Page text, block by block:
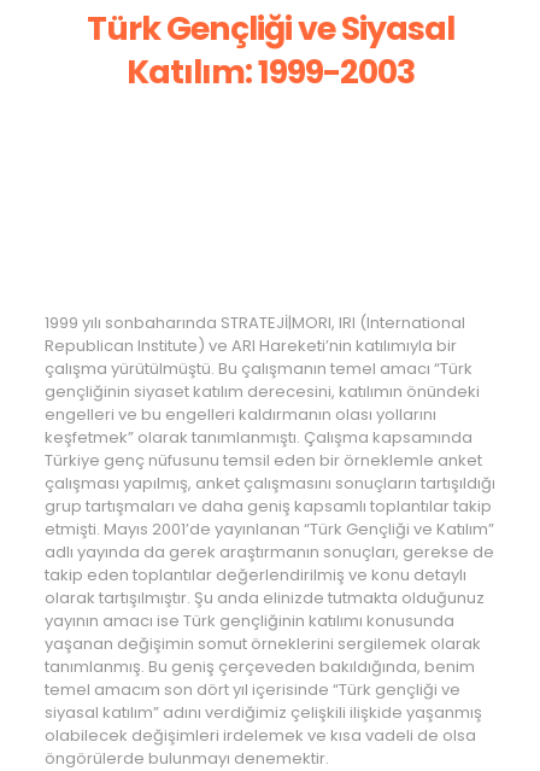
Türk Gençliği ve Siyasal
Katılım: 1999-2003
1999 yılı sonbaharında STRATEJİ|MORI, IRI (International
Republican Institute) ve ARI Hareketi’nin katılımıyla bir
çalışma yürütülmüştü. Bu çalışmanın temel amacı “Türk
gençliğinin siyaset katılım derecesini, katılımın önündeki
engelleri ve bu engelleri kaldırmanın olası yollarını
keşfetmek” olarak tanımlanmıştı. Çalışma kapsamında
Türkiye genç nüfusunu temsil eden bir örneklemle anket
çalışması yapılmış, anket çalışmasını sonuçların tartışıldığı
grup tartışmaları ve daha geniş kapsamlı toplantılar takip
etmişti. Mayıs 2001’de yayınlanan “Türk Gençliği ve Katılım”
adlı yayında da gerek araştırmanın sonuçları, gerekse de
takip eden toplantılar değerlendirilmiş ve konu detaylı
olarak tartışılmıştır. Şu anda elinizde tutmakta olduğunuz
yayının amacı ise Türk gençliğinin katılımı konusunda
yaşanan değişimin somut örneklerini sergilemek olarak
tanımlanmış. Bu geniş çerçeveden bakıldığında, benim
temel amacım son dört yıl içerisinde “Türk gençliği ve
siyasal katılım” adını verdiğimiz çelişkili ilişkide yaşanmış
olabilecek değişimleri irdelemek ve kısa vadeli de olsa
öngörülerde bulunmayı denemektir.